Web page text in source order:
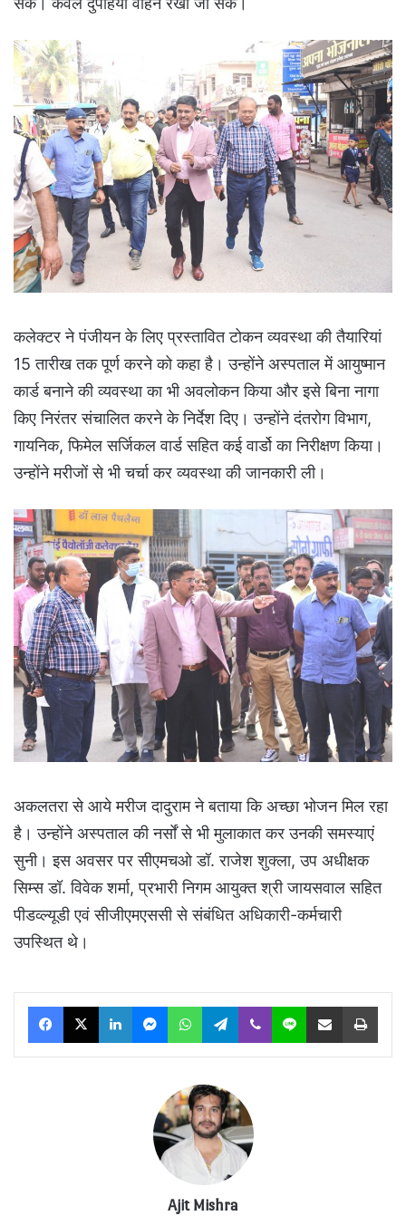
कलेक्टर ने पंजीयन के लिए प्रस्तावित टोकन व्यवस्था की तैयारियां
15 तारीख तक पूर्ण करने को कहा है। उन्होंने अस्पताल में आयुष्मान
कार्ड बनाने की व्यवस्था का भी अवलोकन किया और इसे बिना नागा
किए निरंतर संचालित करने के निर्देश दिए। उन्होंने दंतरोग विभाग,
गायनिक, फिमेल सर्जिकल वार्ड सहित कई वार्डो का निरीक्षण किया।
उन्होंने मरीजों से भी चर्चा कर व्यवस्था की जानकारी ली।
अकलतरा से आये मरीज दादुराम ने बताया कि अच्छा भोजन मिल रहा
है। उन्होंने अस्पताल की नर्सों से भी मुलाकात कर उनकी समस्याएं
सुनी। इस अवसर पर सीएमचओ डॉ. राजेश शुक्ला, उप अधीक्षक
सिम्स डॉ. विवेक शर्मा, प्रभारी निगम आयुक्त श्री जायसवाल सहित
पीडव्ल्यूडी एवं सीजीएमएससी से संबंधित अधिकारी-कर्मचारी
उपस्थित थे।
Facebook
X LinkedInMessengerWhatsAppTelegram
Viber Line Share via Email Print
Ajit Mishra